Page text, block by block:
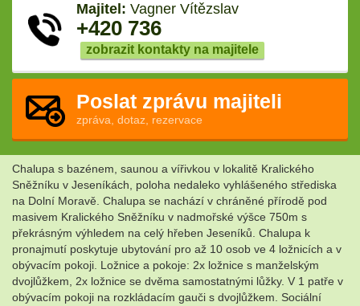
Majitel: Vagner Vítězslav
+420 736
zobrazit kontakty na majitele
Poslat zprávu majiteli
zpráva, dotaz, rezervace
Chalupa s bazénem, saunou a vířivkou v lokalitě Kralického
Sněžníku v Jeseníkách, poloha nedaleko vyhlášeného střediska
na Dolní Moravě. Chalupa se nachází v chráněné přírodě pod
masivem Kralického Sněžníku v nadmořské výšce 750m s
překrásným výhledem na celý hřeben Jeseníků. Chalupa k
pronajmutí poskytuje ubytování pro až 10 osob ve 4 ložnicích a v
obývacím pokoji. Ložnice a pokoje: 2x ložnice s manželským
dvojlůžkem, 2x ložnice se dvěma samostatnými lůžky. V 1 patře v
obývacím pokoji na rozkládacím gauči s dvojlůžkem. Sociální